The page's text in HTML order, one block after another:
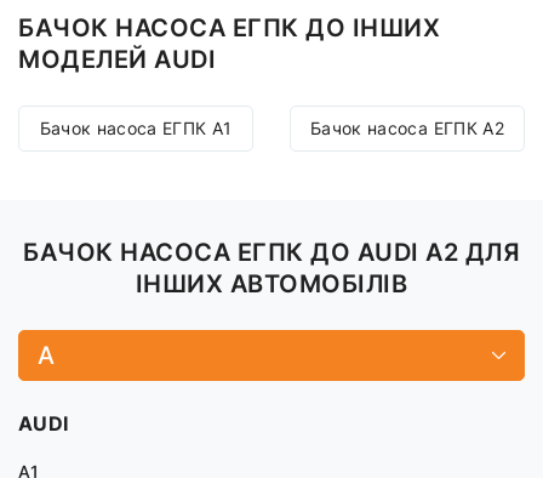
БАЧОК НАСОСА ЕГПК ДО ІНШИХ
МОДЕЛЕЙ AUDI
Бачок насоса ЕГПК A1 Бачок насоса ЕГПК A2
БАЧОК НАСОСА ЕГПК ДО AUDI A2 ДЛЯ
ІНШИХ АВТОМОБІЛІВ
A
AUDI
A1